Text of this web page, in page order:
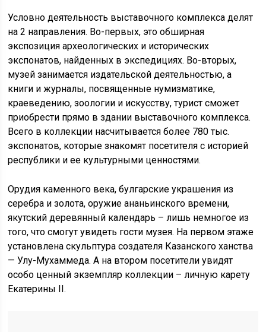
Условно деятельность выставочного комплекса делят
на 2 направления. Во-первых, это обширная
экспозиция археологических и исторических
экспонатов, найденных в экспедициях. Во-вторых,
музей занимается издательской деятельностью, а
книги и журналы, посвященные нумизматике,
краеведению, зоологии и искусству, турист сможет
приобрести прямо в здании выставочного комплекса.
Всего в коллекции насчитывается более 780 тыс.
экспонатов, которые знакомят посетителя с историей
республики и ее культурными ценностями.
Орудия каменного века, булгарские украшения из
серебра и золота, оружие ананьинского времени,
якутский деревянный календарь – лишь немногое из
того, что смогут увидеть гости музея. На первом этаже
установлена скульптура создателя Казанского ханства
— Улу-Мухаммеда. А на втором посетители увидят
особо ценный экземпляр коллекции – личную карету
Екатерины II.